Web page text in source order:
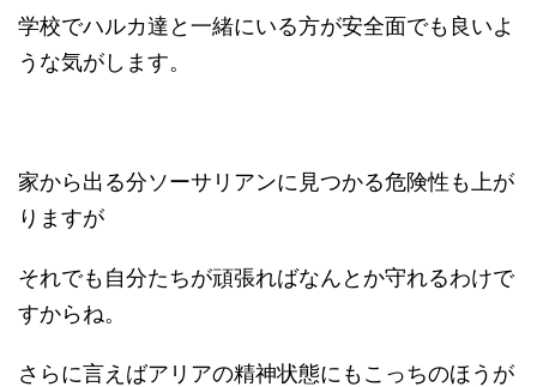
学校でハルカ達と一緒にいる方が安全面でも良いよ
うな気がします。
家から出る分ソーサリアンに見つかる危険性も上が
りますが
それでも自分たちが頑張ればなんとか守れるわけで
すからね。
さらに言えばアリアの精神状態にもこっちのほうが